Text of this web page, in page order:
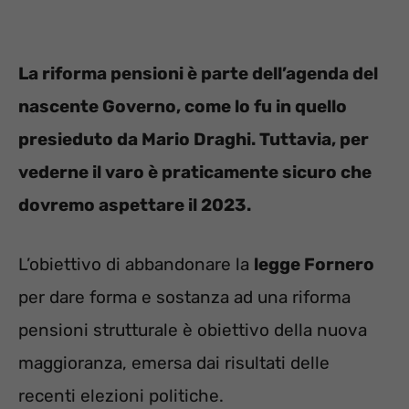
La riforma pensioni è parte dell’agenda del
nascente Governo, come lo fu in quello
presieduto da Mario Draghi. Tuttavia, per
vederne il varo è praticamente sicuro che
dovremo aspettare il 2023.
L’obiettivo di abbandonare la legge Fornero
per dare forma e sostanza ad una riforma
pensioni strutturale è obiettivo della nuova
maggioranza, emersa dai risultati delle
recenti elezioni politiche.